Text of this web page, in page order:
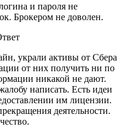
и пароля не
Брокером не доволен.
украли активы от Сбера
от них получить ни по
никакой не дают.
написать. Есть идеи
им лицензии.
деятельности.